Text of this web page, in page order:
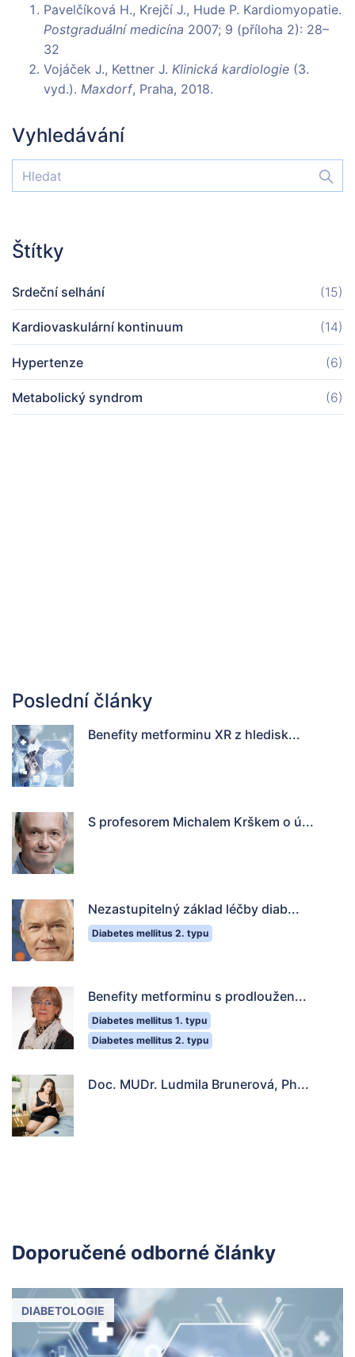
Pavelčíková H., Krejčí J., Hude P. Kardiomyopatie.
Postgraduální medicína 2007; 9 (příloha 2): 28–
32
Vojáček J., Kettner J. Klinická kardiologie (3.
vyd.). Maxdorf, Praha, 2018.
Vyhledávání
Štítky
Srdeční selhání (15)
Kardiovaskulární kontinuum (14)
Hypertenze (6)
Metabolický syndrom (6)
Poslední články
Benefity metforminu XR z hledisk...
S profesorem Michalem Krškem o ú...
Nezastupitelný základ léčby diab...
Diabetes mellitus 2. typu
Benefity metforminu s prodloužen...
Diabetes mellitus 1. typu
Diabetes mellitus 2. typu
Doc. MUDr. Ludmila Brunerová, Ph...
Doporučené odborné články
DIABETOLOGIE